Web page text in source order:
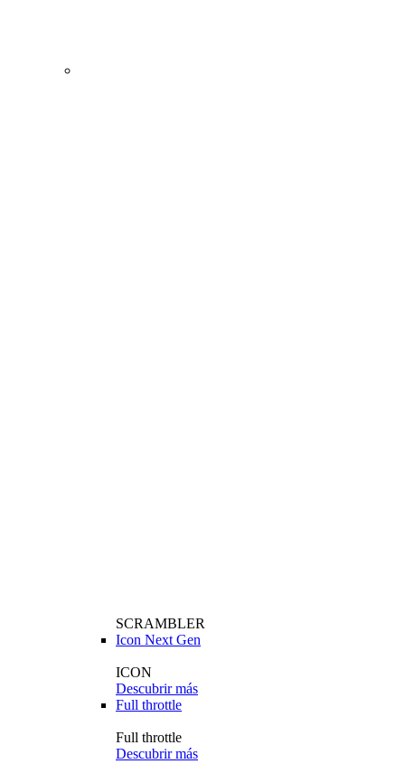
SCRAMBLER
Icon Next Gen
ICON
Descubrir más
Full throttle
Full throttle
Descubrir más